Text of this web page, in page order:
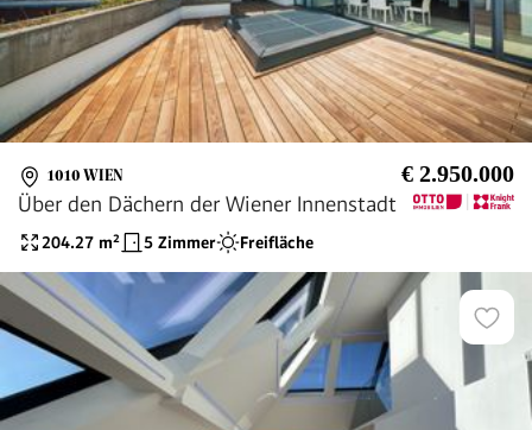
1010 WIEN € 2.950.000
Über den Dächern der Wiener Innenstadt
204.27 m² 5 Zimmer Freifläche